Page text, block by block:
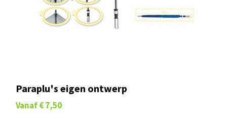
Paraplu's eigen ontwerp
Vanaf € 7,50